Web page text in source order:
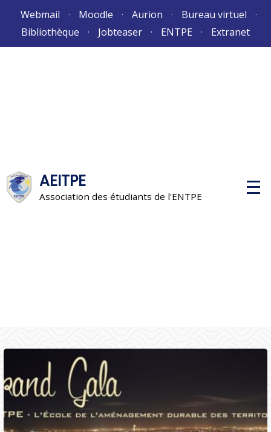
Webmail Moodle Aurion
Bureau virtuel
Bibliothèque
Jobteaser ENTPE Extranet
AEITPE
Association des étudiants de l'ENTPE
M
e